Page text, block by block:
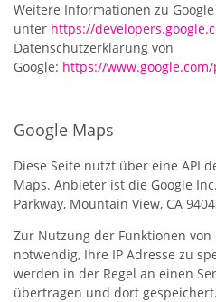
Weitere Informationen zu
unter https://
Datenschutzerklärung von
Google: https://
Google Maps
Diese Seite nutzt über eine API
Maps. Anbieter ist die Google
Parkway, Mountain View, CA
Zur Nutzung der Funktionen von
notwendig, Ihre IP Adresse zu
werden in der Regel an einen
übertragen und dort